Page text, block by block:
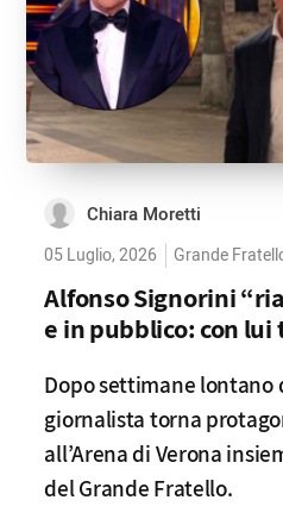
Chiara Moretti
05 Luglio, 2026 Grande
Alfonso Signorini
e in pubblico: con lui
Dopo settimane
giornalista torna
all’Arena di Verona
del Grande Fratello.